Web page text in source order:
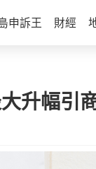
申訴王 財經
升幅引